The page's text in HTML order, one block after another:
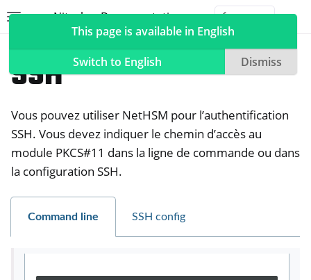
Nitrokey Documentation
navigation of Nitrokeys
navigation of NitroPad, NitroPC
navigation of NitroPhone, NitroTablet
navigation of NextBox
navigation of NetHSM
SSH
Vous pouvez utiliser NetHSM pour l’authentification
SSH. Vous devez indiquer le chemin d’accès au
module PKCS#11 dans la ligne de commande ou dans
la configuration SSH.
Command line SSH config
This page is available in English
Switch to English
Dismiss